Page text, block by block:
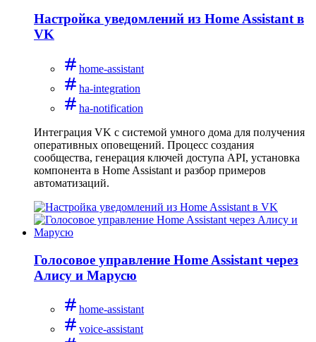
Настройка уведомлений из Home Assistant в
VK
home-assistant
ha-integration
ha-notification
Интеграция VK с системой умного дома для получения
оперативных оповещений. Процесс создания
сообщества, генерация ключей доступа API, установка
компонента в Home Assistant и разбор примеров
автоматизаций.
Голосовое управление Home Assistant через
Алису и Марусю
home-assistant
voice-assistant